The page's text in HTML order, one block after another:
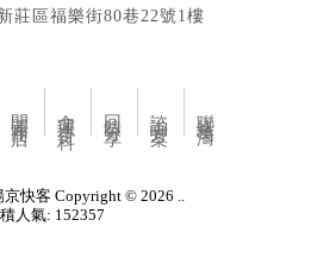
莊區福樂街80巷22號1樓
命理小百科
京快客 Copyright © 2026
人氣: 152357